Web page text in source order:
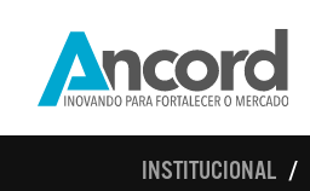
INSTITUCIONAL